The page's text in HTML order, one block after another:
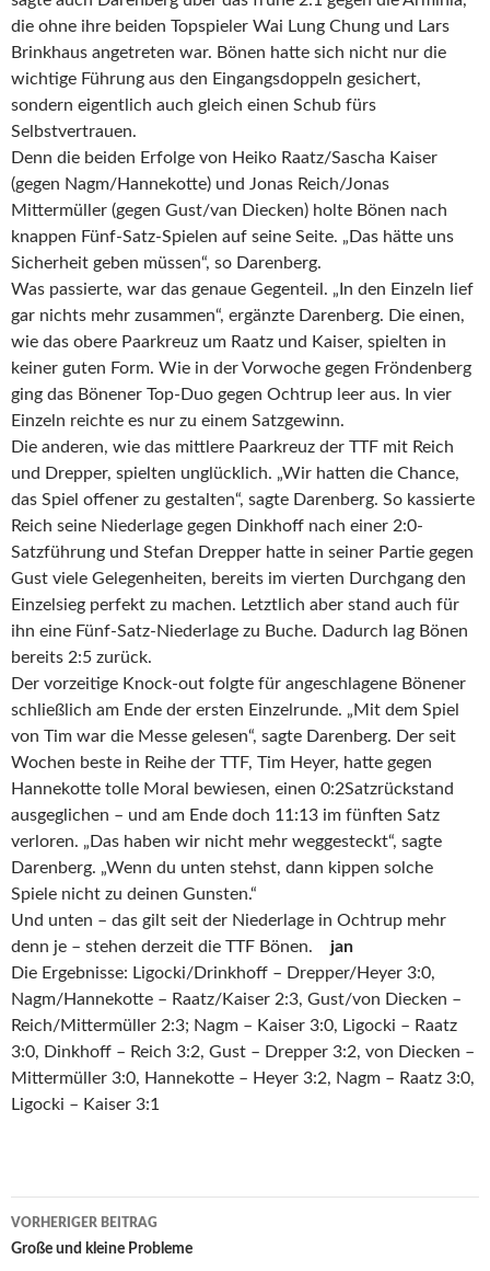
die ohne ihre beiden Topspieler Wai Lung Chung und Lars
Brinkhaus angetreten war. Bönen hatte sich nicht nur die
wichtige Führung aus den Eingangsdoppeln gesichert,
sondern eigentlich auch gleich einen Schub fürs
Selbstvertrauen.
Denn die beiden Erfolge von Heiko Raatz/Sascha Kaiser
(gegen Nagm/Hannekotte) und Jonas Reich/Jonas
Mittermüller (gegen Gust/van Diecken) holte Bönen nach
knappen Fünf-Satz-Spielen auf seine Seite. „Das hätte uns
Sicherheit geben müssen“, so Darenberg.
Was passierte, war das genaue Gegenteil. „In den Einzeln lief
gar nichts mehr zusammen“, ergänzte Darenberg. Die einen,
wie das obere Paarkreuz um Raatz und Kaiser, spielten in
keiner guten Form. Wie in der Vorwoche gegen Fröndenberg
ging das Bönener Top-Duo gegen Ochtrup leer aus. In vier
Einzeln reichte es nur zu einem Satzgewinn.
Die anderen, wie das mittlere Paarkreuz der TTF mit Reich
und Drepper, spielten unglücklich. „Wir hatten die Chance,
das Spiel offener zu gestalten“, sagte Darenberg. So kassierte
Reich seine Niederlage gegen Dinkhoff nach einer 2:0-
Satzführung und Stefan Drepper hatte in seiner Partie gegen
Gust viele Gelegenheiten, bereits im vierten Durchgang den
Einzelsieg perfekt zu machen. Letztlich aber stand auch für
ihn eine Fünf-Satz-Niederlage zu Buche. Dadurch lag Bönen
bereits 2:5 zurück.
Der vorzeitige Knock-out folgte für angeschlagene Bönener
schließlich am Ende der ersten Einzelrunde. „Mit dem Spiel
von Tim war die Messe gelesen“, sagte Darenberg. Der seit
Wochen beste in Reihe der TTF, Tim Heyer, hatte gegen
Hannekotte tolle Moral bewiesen, einen 0:2Satzrückstand
ausgeglichen – und am Ende doch 11:13 im fünften Satz
verloren. „Das haben wir nicht mehr weggesteckt“, sagte
Darenberg. „Wenn du unten stehst, dann kippen solche
Spiele nicht zu deinen Gunsten.“
Und unten – das gilt seit der Niederlage in Ochtrup mehr
denn je – stehen derzeit die TTF Bönen. jan
Die Ergebnisse: Ligocki/Drinkhoff – Drepper/Heyer 3:0,
Nagm/Hannekotte – Raatz/Kaiser 2:3, Gust/von Diecken –
Reich/Mittermüller 2:3; Nagm – Kaiser 3:0, Ligocki – Raatz
3:0, Dinkhoff – Reich 3:2, Gust – Drepper 3:2, von Diecken –
Mittermüller 3:0, Hannekotte – Heyer 3:2, Nagm – Raatz 3:0,
Ligocki – Kaiser 3:1
Beitrags-
Navigation
VORHERIGER BEITRAG
Große und kleine Probleme